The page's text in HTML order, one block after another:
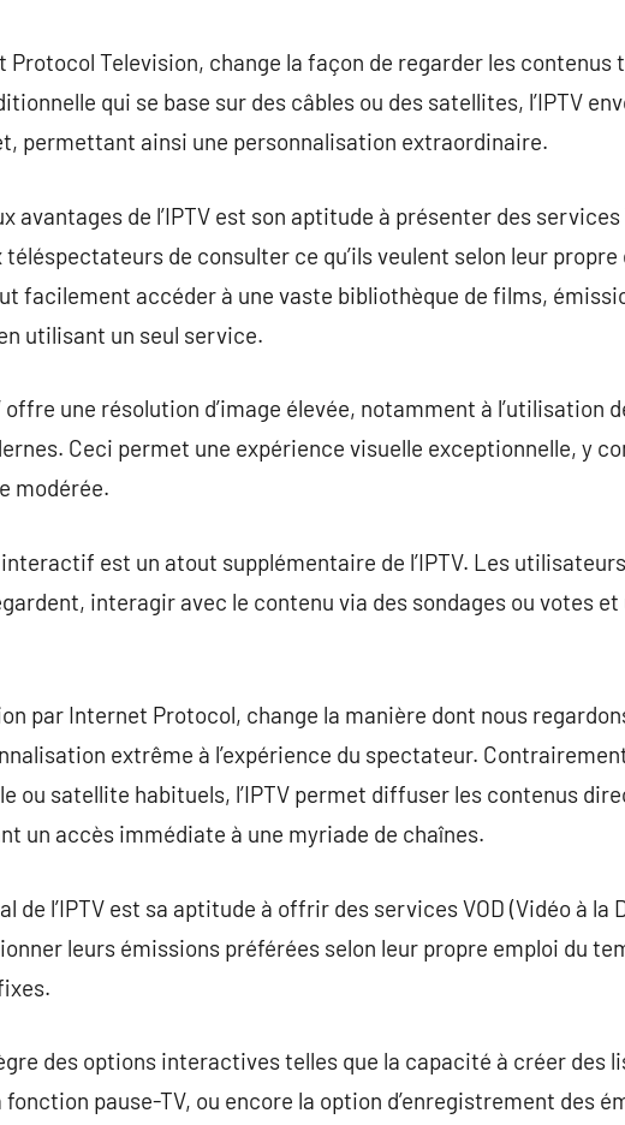
Protocol Television, change la façon de regarder les
qui se base sur des câbles ou des satellites, l’IPTV
permettant ainsi une personnalisation extraordinaire.
avantages de l’IPTV est son aptitude à présenter des services
de consulter ce qu’ils veulent selon leur
facilement accéder à une vaste bibliothèque de films,
utilisant un seul service.
offre une résolution d’image élevée, notamment à l’utilisation
Ceci permet une expérience visuelle exceptionnelle, y
modérée.
interactif est un atout supplémentaire de l’IPTV. Les
interagir avec le contenu via des sondages ou votes
par Internet Protocol, change la manière dont nous
extrême à l’expérience du spectateur.
ou satellite habituels, l’IPTV permet diffuser les contenus
un accès immédiate à une myriade de chaînes.
de l’IPTV est sa aptitude à offrir des services VOD (Vidéo à
leurs émissions préférées selon leur propre emploi du
des options interactives telles que la capacité à créer des
fonction pause-TV, ou encore la option d’enregistrement des